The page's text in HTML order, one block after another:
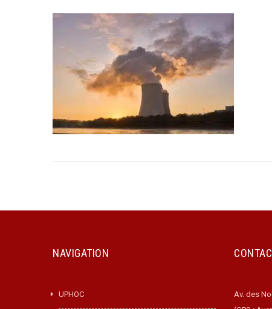
NAVIGATION
UPHOC
Av. des